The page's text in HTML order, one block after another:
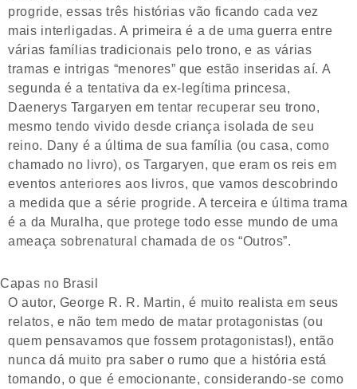
progride, essas três histórias vão ficando cada vez
mais interligadas. A primeira é a de uma guerra entre
várias famílias tradicionais pelo trono, e as várias
tramas e intrigas “menores” que estão inseridas aí. A
segunda é a tentativa da ex-legítima princesa,
Daenerys Targaryen em tentar recuperar seu trono,
mesmo tendo vivido desde criança isolada de seu
reino. Dany é a última de sua família (ou casa, como
chamado no livro), os Targaryen, que eram os reis em
eventos anteriores aos livros, que vamos descobrindo
a medida que a série progride. A terceira e última trama
é a da Muralha, que protege todo esse mundo de uma
ameaça sobrenatural chamada de os “Outros”.
Capas no Brasil
O autor, George R. R. Martin, é muito realista em seus
relatos, e não tem medo de matar protagonistas (ou
quem pensavamos que fossem protagonistas!), então
nunca dá muito pra saber o rumo que a história está
tomando, o que é emocionante, considerando-se como